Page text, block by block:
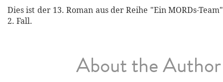
Dies ist der 13. Roman aus der Reihe "Ein MORDs-
2. Fall.
About the Author